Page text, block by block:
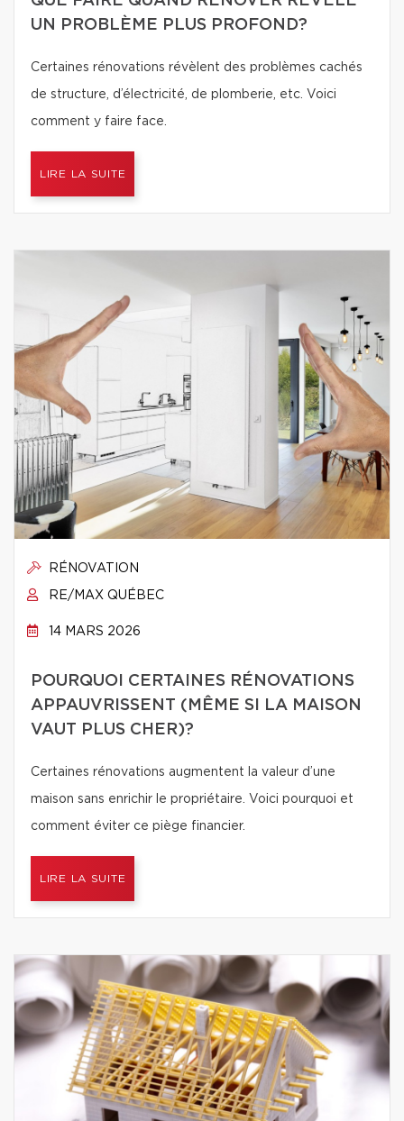
UN PROBLÈME PLUS PROFOND?
Certaines rénovations révèlent des problèmes cachés
de structure, d’électricité, de plomberie, etc. Voici
comment y faire face.
LIRE LA SUITE
RÉNOVATION
RE/MAX QUÉBEC
14 MARS 2026
POURQUOI CERTAINES RÉNOVATIONS
APPAUVRISSENT (MÊME SI LA MAISON
VAUT PLUS CHER)?
Certaines rénovations augmentent la valeur d’une
maison sans enrichir le propriétaire. Voici pourquoi et
comment éviter ce piège financier.
LIRE LA SUITE